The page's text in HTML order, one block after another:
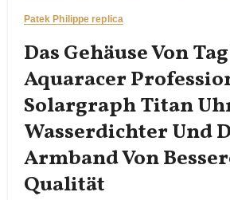
Patek Philippe replica
Das Gehäuse Von
Aquaracer
Solargraph Titan
Wasserdichter Und
Armband Von
Qualität